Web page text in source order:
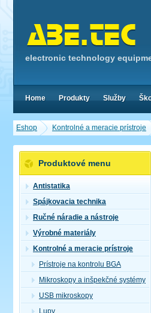
Eshop Kontrolné a meracie prístroje
Produktové menu
Antistatika
Spájkovacia technika
Ručné náradie a nástroje
Výrobné materiály
Kontrolné a meracie prístroje
Prístroje na kontrolu BGA
Mikroskopy a inšpekčné systémy
USB mikroskopy
Lupy
electronic technology
Home Produkty Služby